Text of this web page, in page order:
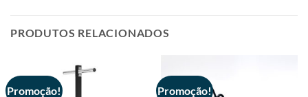
PRODUTOS RELACIONADOS
Promoção! Promoção!